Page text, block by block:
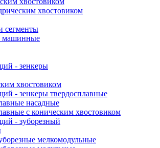
хвостовиком
сегменты
машинные
- зенкеры
хвостовиком
- зенкеры твердосплавные
насадные
с коническим хвостовиком
- зуборезный
мелкомодульные